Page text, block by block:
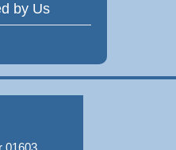
by Us
01603